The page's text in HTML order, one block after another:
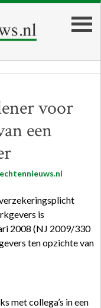
voor
een
is
2008 (NJ 2009/330
ten opzichte van
met collega’s in een